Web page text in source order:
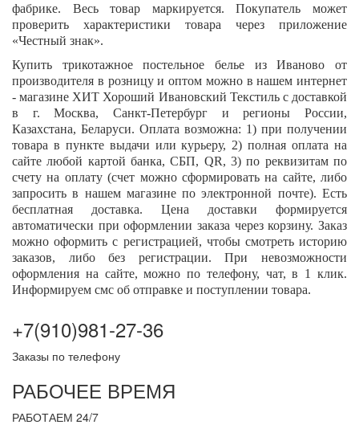
фабрике. Весь товар маркируется. Покупатель может
проверить характеристики товара через приложение
«Честный знак».
Купить трикотажное постельное белье из Иваново от
производителя в розницу и оптом можно в нашем интернет
- магазине ХИТ Хороший Ивановский Текстиль с доставкой
в г. Москва, Санкт-Петербург и регионы России,
Казахстана, Беларуси. Оплата возможна: 1) при получении
товара в пункте выдачи или курьеру, 2) полная оплата на
сайте любой картой банка, СБП, QR, 3) по реквизитам по
счету на оплату (счет можно сформировать на сайте, либо
запросить в нашем магазине по электронной почте). Есть
бесплатная доставка. Цена доставки формируется
автоматически при оформлении заказа через корзину. Заказ
можно оформить с регистрацией, чтобы смотреть историю
заказов, либо без регистрации. При невозможности
оформления на сайте, можно по телефону, чат, в 1 клик.
Информируем смс об отправке и поступлении товара.
+7(910)981-27-36
Заказы по телефону
РАБОЧЕЕ ВРЕМЯ
РАБОТАЕМ 24/7